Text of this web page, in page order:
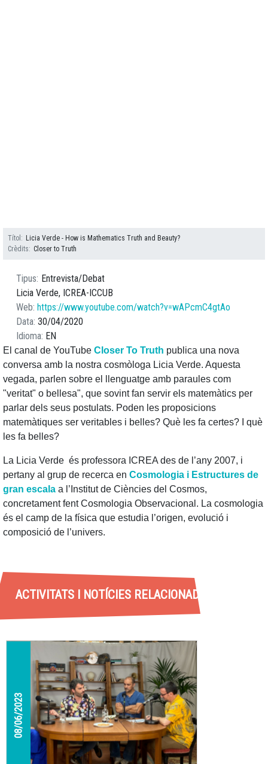
Títol
Licia Verde - How is Mathematics Truth and Beauty?
Crèdits
Closer to Truth
Tipus Entrevista/Debat
Licia Verde, ICREA-ICCUB
Web https://www.youtube.com/watch?v=wAPcmC4gtAo
Data 30/04/2020
Idioma EN
El canal de YouTube Closer To Truth publica una nova
conversa amb la nostra cosmòloga Licia Verde. Aquesta
vegada, parlen sobre el llenguatge amb paraules com
"veritat" o bellesa", que sovint fan servir els matemàtics per
parlar dels seus postulats. Poden les proposicions
matemàtiques ser veritables i belles? Què les fa certes? I què
les fa belles?
La Licia Verde és professora ICREA des de l’any 2007, i
pertany al grup de recerca en Cosmologia i Estructures de
gran escala a l’Institut de Ciències del Cosmos,
concretament fent Cosmologia Observacional. La cosmologia
és el camp de la física que estudia l’origen, evolució i
composició de l’univers.
ACTIVITATS I NOTÍCIES RELACIONADES
08/06/2023